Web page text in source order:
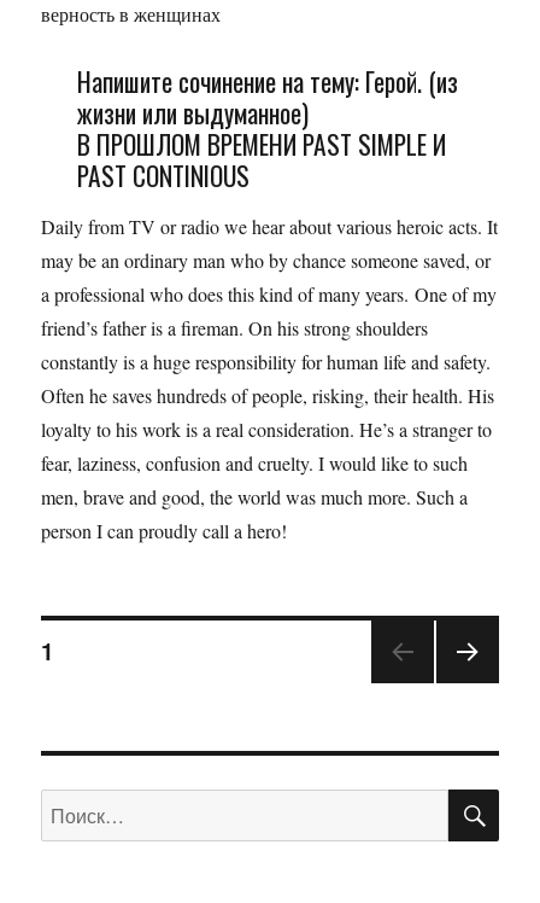
верность в женщинах
Напишите сочинение на тему: Герой. (из
жизни или выдуманное)
В ПРОШЛОМ ВРЕМЕНИ PAST SIMPLE И
PAST CONTINIOUS
Daily from TV or radio we hear about various heroic acts. It
may be an ordinary man who by chance someone saved, or
a professional who does this kind of many years. One of my
friend’s father is a fireman. On his strong shoulders
constantly is a huge responsibility for human life and safety.
Often he saves hundreds of people, risking, their health. His
loyalty to his work is a real consideration. He’s a stranger to
fear, laziness, confusion and cruelty. I would like to such
men, brave and good, the world was much more. Such a
person I can proudly call a hero!
1
Искать: